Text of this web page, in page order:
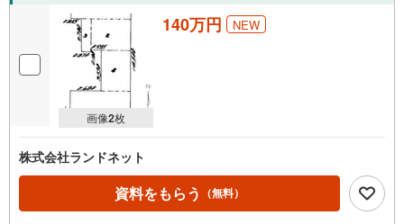
画像2枚
140万円 NEW
株式会社ランドネット
資料をもらう （無料）